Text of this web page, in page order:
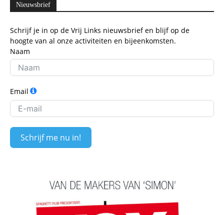
Nieuwsbrief
Schrijf je in op de Vrij Links nieuwsbrief en blijf op de
hoogte van al onze activiteiten en bijeenkomsten.
Naam
Email
Schrijf me nu in!